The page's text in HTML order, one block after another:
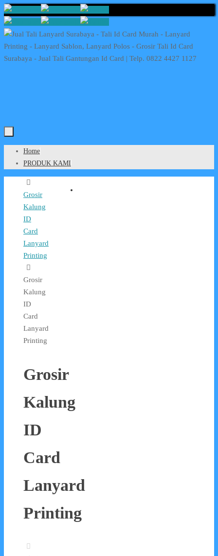
Skip
to
content
Skip
Home
PRODUK KAMI
Home
Grosir
Kalung
ID
Card
Lanyard
Printing
Grosir
Kalung
ID
Card
Lanyard
Printing
Grosir
Kalung
ID
Card
Lanyard
Printing